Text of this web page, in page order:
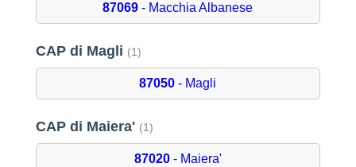
87069 - Macchia Albanese
CAP di Magli (1)
87050 - Magli
CAP di Maiera' (1)
87020- Maiera'